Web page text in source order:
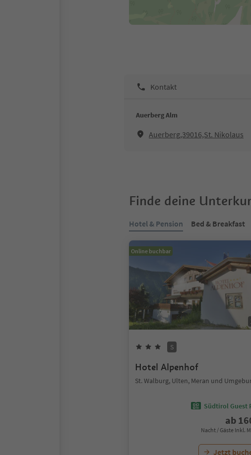
Kontakt
Auerberg Alm
Auerberg,39016,St. Nikolaus
Finde deine
Hotel & Pension Bed & Breakfast
Online buchbar
S
Hotel Alpenhof
St. Walburg, Ulten, Meran und
Südtirol Guest
ab
Nacht / Gäste Inkl.
Jetzt